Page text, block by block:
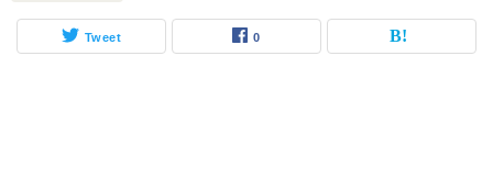
Tweet 0